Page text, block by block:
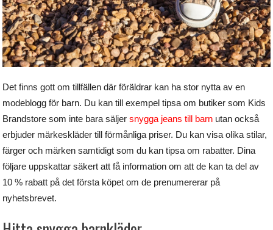
Det finns gott om tillfällen där föräldrar kan ha stor nytta av en
modeblogg för barn. Du kan till exempel tipsa om butiker som Kids
Brandstore som inte bara säljersnygga jeans till barn utan också
erbjuder märkeskläder till förmånliga priser. Du kan visa olika stilar,
färger och märken samtidigt som du kan tipsa om rabatter. Dina
följare uppskattar säkert att få information om att de kan ta del av
10 % rabatt på det första köpet om de prenumererar på
nyhetsbrevet.